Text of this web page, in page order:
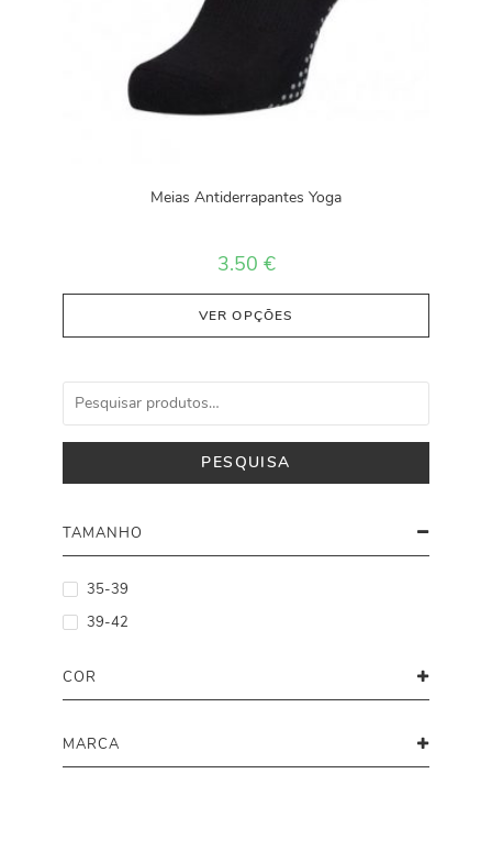
Meias Antiderrapantes Yoga
3.50 €
VER OPÇÕES
PESQUISA
TAMANHO
35-39
39-42
COR
MARCA